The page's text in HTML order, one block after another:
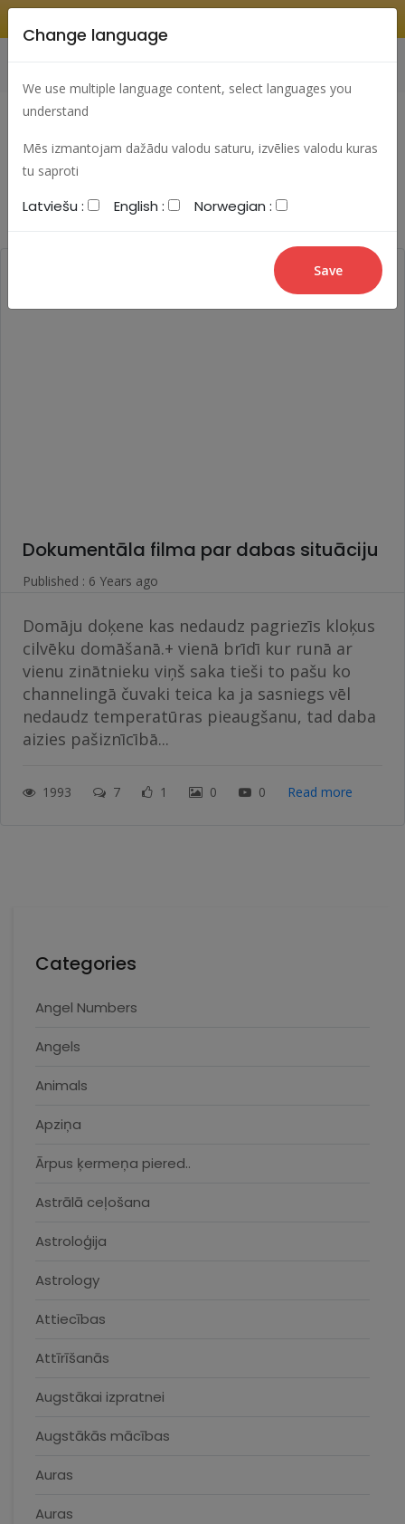
Change language
We use multiple language content, select languages you
understand
Mēs izmantojam dažādu valodu saturu, izvēlies valodu kuras
tu saproti
Latviešu : English : Norwegian :
Most viewed articles Best articles
Most commented articles
Dokumentāla filma par dabas situāciju
Published : 6 Years ago
Domāju doķene kas nedaudz pagriezīs kloķus
cilvēku domāšanā.+ vienā brīdī kur runā ar
vienu zinātnieku viņš saka tieši to pašu ko
channelingā čuvaki teica ka ja sasniegs vēl
nedaudz temperatūras pieaugšanu, tad daba
aizies pašiznīcībā...
1993 7 1 0 0 Read more
Categories
Angel Numbers
Angels
Animals
Apziņa
Ārpus ķermeņa piered..
Astrālā ceļošana
Astroloģija
Astrology
Attiecības
Attīrīšanās
Augstākai izpratnei
Augstākās mācības
Auras
Auras